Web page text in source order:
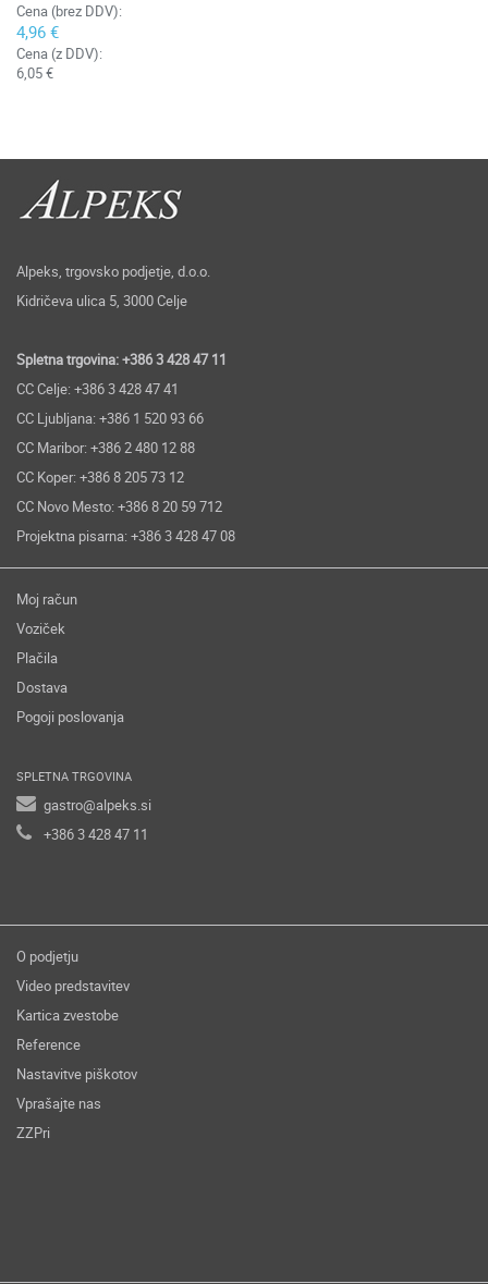
Cena (brez DDV):
4,96 €
Cena (z DDV):
6,05 €
Alpeks, trgovsko podjetje, d.o.o.
Kidričeva ulica 5, 3000 Celje
Spletna trgovina: +386 3 428 47 11
CC Celje: +386 3 428 47 41
CC Ljubljana: +386 1 520 93 66
CC Maribor: +386 2 480 12 88
CC Koper: +386 8 205 73 12
CC Novo Mesto: +386 8 20 59 712
Projektna pisarna: +386 3 428 47 08
Moj račun
Voziček
Plačila
Dostava
Pogoji poslovanja
SPLETNA TRGOVINA
gastro@alpeks.si
+386 3 428 47 11
O podjetju
Video predstavitev
Kartica zvestobe
Reference
Nastavitve piškotov
Vprašajte nas
ZZPri